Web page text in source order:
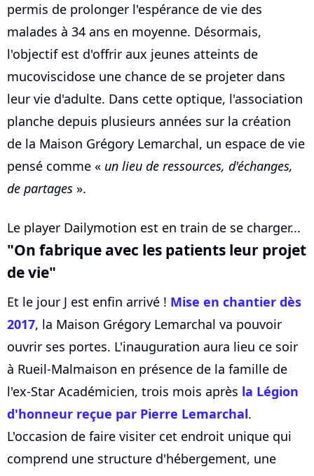
permis de prolonger l'espérance de vie des
malades à 34 ans en moyenne. Désormais,
l'objectif est d'offrir aux jeunes atteints de
mucoviscidose une chance de se projeter dans
leur vie d'adulte. Dans cette optique, l'association
planche depuis plusieurs années sur la création
de la Maison Grégory Lemarchal, un espace de vie
pensé comme « un lieu de ressources, d'échanges,
de partages ».
Le player Dailymotion est en train de se charger...
"On fabrique avec les patients leur projet
de vie"
Et le jour J est enfin arrivé ! Mise en chantier dès
2017, la Maison Grégory Lemarchal va pouvoir
ouvrir ses portes. L'inauguration aura lieu ce soir
à Rueil-Malmaison en présence de la famille de
l'ex-Star Académicien, trois mois après la Légion
d'honneur reçue par Pierre Lemarchal.
L'occasion de faire visiter cet endroit unique qui
comprend une structure d'hébergement, une